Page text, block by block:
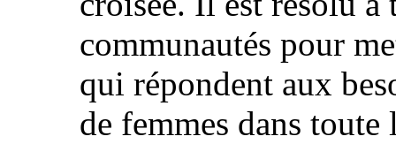
communautés pour
qui répondent aux
de femmes dans